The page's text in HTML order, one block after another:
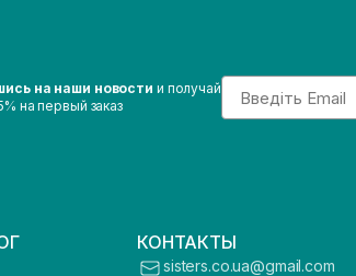
на наши новости и получай
на первый заказ
Email
КОНТАКТЫ
sisters.co.ua@gmail.com